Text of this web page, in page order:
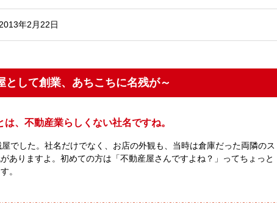
2013年2月22日
して創業、あちこちに名残が～
は、不動産業らしくない社名ですね。
でした。社名だけでなく、お店の外観も、当時は倉庫だった両隣のス
ありますよ。初めての方は「不動産屋さんですよね？」ってちょっと
。